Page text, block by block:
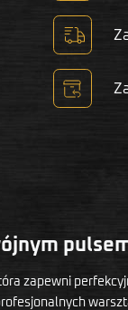
zapewni